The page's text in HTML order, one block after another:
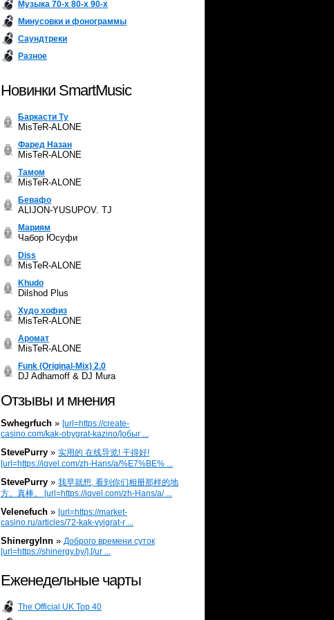
Музыка 70-х 80-х 90-х
Минусовки и фонограммы
Саундтреки
Разное
Новинки SmartMusic
Баркасти Ту
MisTeR-ALONE
Фаред Назан
MisTeR-ALONE
Тамом
MisTeR-ALONE
Бевафо
ALIJON-YUSUPOV. TJ
Мариям
Чабор Юсуфи
Diss
MisTeR-ALONE
Khudo
Dilshod Plus
Худо хофиз
MisTeR-ALONE
Аромат
MisTeR-ALONE
Funk (Original-Mix) 2.0
DJ Adhamoff & DJ Mura
Отзывы и мнения
Swhegrfuch » [url=https://create-
casino.com/kak-obygrat-kazino/]обыг ...
StevePurry » 实用的 在线导览! 干得好!
[url=https://iqvel.com/zh-Hans/a/%E7%BE% ...
StevePurry » 我早就想, 看到你们相册那样的地
方。真棒。 [url=https://iqvel.com/zh-Hans/a/ ...
Velenefuch » [url=https://market-
casino.ru/articles/72-kak-vyigrat-r ...
Shinergylnn » Доброго времени суток
[url=https://shinergy.by/].[/ur ...
Еженедельные чарты
The Official UK Top 40